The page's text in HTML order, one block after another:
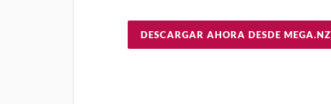
DESCARGAR AHORA DESDE MEGA.NZ